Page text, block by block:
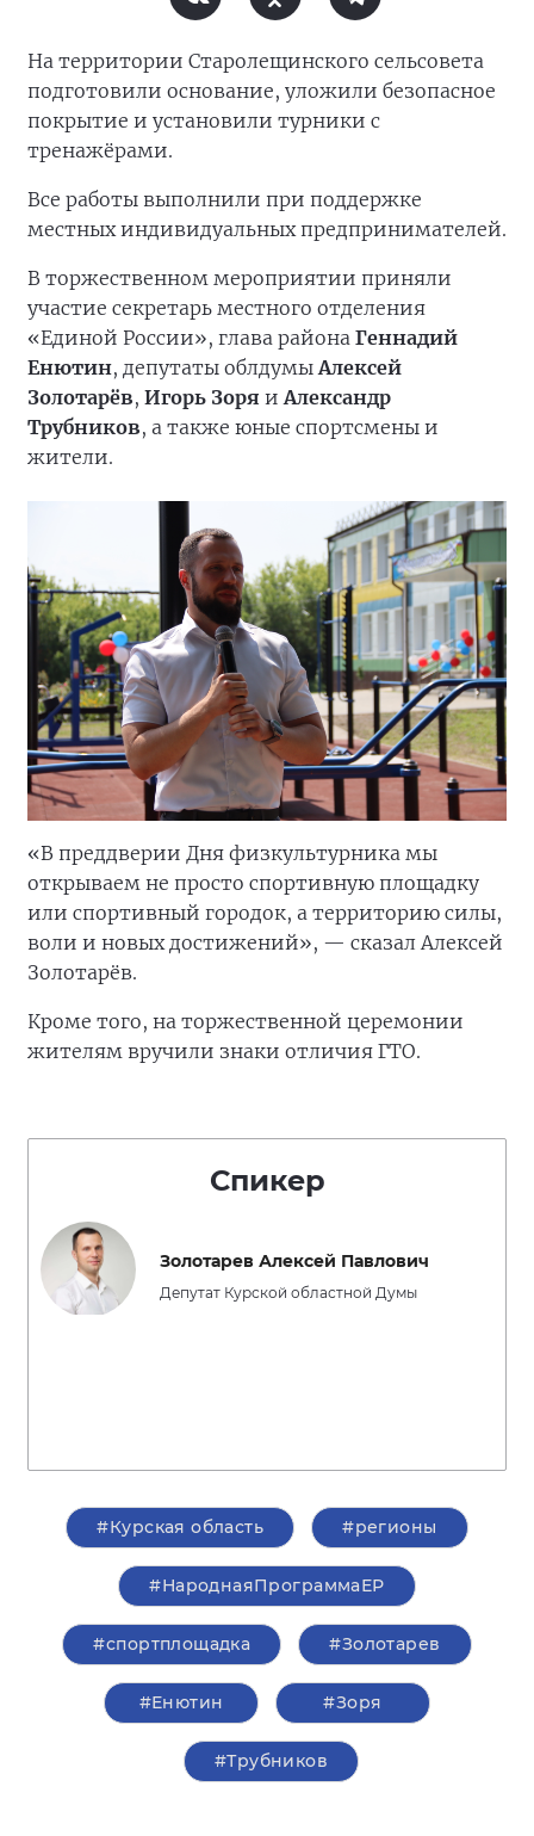
На территории Старолещинского сельсовета
подготовили основание, уложили безопасное
покрытие и установили турники с
тренажёрами.
Все работы выполнили при поддержке
местных индивидуальных предпринимателей.
В торжественном мероприятии приняли
участие секретарь местного отделения
«Единой России», глава района Геннадий
Енютин, депутаты облдумыАлексей
Золотарёв, Игорь Зоря иАлександр
Трубников, а также юные спортсмены и
жители.
«В преддверии Дня физкультурника мы
открываем не просто спортивную площадку
или спортивный городок, а территорию силы,
воли и новых достижений», — сказал Алексей
Золотарёв.
Кроме того, на торжественной церемонии
жителям вручили знаки отличия ГТО.
Спикер
Золотарев Алексей Павлович
Депутат Курской областной Думы
#Курская область #регионы
#НароднаяПрограммаЕР
#спортплощадка #Золотарев
#Енютин #Зоря
#Трубников